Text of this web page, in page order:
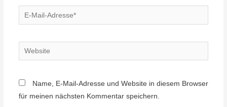
E-
Mail-
Website
Name, E-Mail-Adresse und Website in diesem Browser
für meinen nächsten Kommentar speichern.